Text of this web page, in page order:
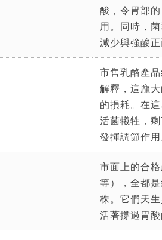
酸，令胃部
用。同時，
減少與強酸正
市售乳酪產
解釋，這龐
的損耗。在
活菌犧牲，
發揮調節作用
市面上的合
等），全都
株。它們天
活著撐過胃酸